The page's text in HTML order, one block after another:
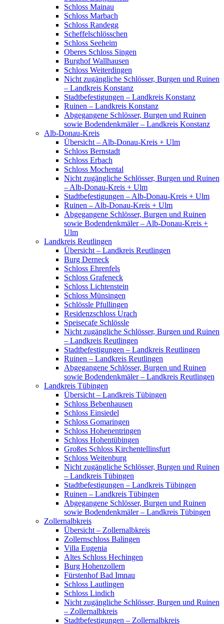
Schloss Mainau
Schloss Marbach
Schloss Randegg
Scheffelschlösschen
Schloss Seeheim
Oberes Schloss Singen
Burghof Wallhausen
Schloss Weiterdingen
Nicht zugängliche Schlösser, Burgen und Ruinen
– Landkreis Konstanz
Stadtbefestigungen – Landkreis Konstanz
Ruinen – Landkreis Konstanz
Abgegangene Schlösser, Burgen und Ruinen
sowie Bodendenkmäler – Landkreis Konstanz
Alb-Donau-Kreis
Übersicht – Alb-Donau-Kreis + Ulm
Schloss Bernstadt
Schloss Erbach
Schloss Mochental
Nicht zugängliche Schlösser, Burgen und Ruinen
– Alb-Donau-Kreis + Ulm
Stadtbefestigungen – Alb-Donau-Kreis + Ulm
Ruinen – Alb-Donau-Kreis + Ulm
Abgegangene Schlösser, Burgen und Ruinen
sowie Bodendenkmäler – Alb-Donau-Kreis +
Ulm
Landkreis Reutlingen
Übersicht – Landkreis Reutlingen
Burg Derneck
Schloss Ehrenfels
Schloss Grafeneck
Schloss Lichtenstein
Schloss Münsingen
Schlössle Pfullingen
Residenzschloss Urach
Speisecafe Schlössle
Nicht zugängliche Schlösser, Burgen und Ruinen
– Landkreis Reutlingen
Stadtbefestigungen – Landkreis Reutlingen
Ruinen – Landkreis Reutlingen
Abgegangene Schlösser, Burgen und Ruinen
sowie Bodendenkmäler – Landkreis Reutlingen
Landkreis Tübingen
Übersicht – Landkreis Tübingen
Schloss Bebenhausen
Schloss Einsiedel
Schloss Gomaringen
Schloss Hohenentringen
Schloss Hohentübingen
Großes Schloss Kirchentellinsfurt
Schloss Weitenburg
Nicht zugängliche Schlösser, Burgen und Ruinen
– Landkreis Tübingen
Stadtbefestigungen – Landkreis Tübingen
Ruinen – Landkreis Tübingen
Abgegangene Schlösser, Burgen und Ruinen
sowie Bodendenkmäler – Landkreis Tübingen
Zollernalbkreis
Übersicht – Zollernalbkreis
Zollernschloss Balingen
Villa Eugenia
Altes Schloss Hechingen
Burg Hohenzollern
Fürstenhof Bad Imnau
Schloss Lautlingen
Schloss Lindich
Nicht zugängliche Schlösser, Burgen und Ruinen
– Zollernalbkreis
Stadtbefestigungen – Zollernalbkreis